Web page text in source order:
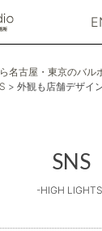
名古屋・東京のバル
> 外観も店舗デザイ
SNS
-HIGH